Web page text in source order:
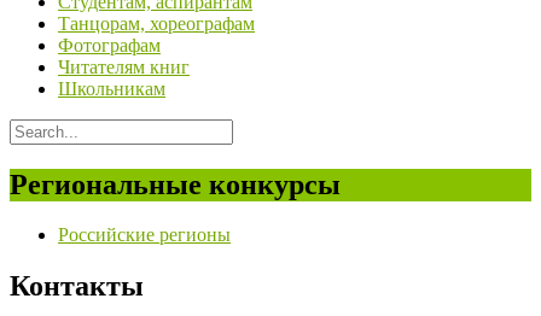
Танцорам, хореографам
Фотографам
Читателям книг
Школьникам
Региональные конкурсы
Российские регионы
Контакты